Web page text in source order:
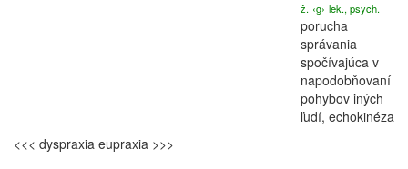
ž. ‹g› lek., psych.
porucha
správania
spočívajúca v
napodobňovaní
pohybov iných
ľudí, echokinéza
<<< dyspraxia eupraxia >>>